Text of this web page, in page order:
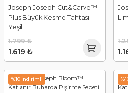
Joseph Joseph Cut&Carve™
Plus Büyük Kesme Tahtası -
Yeşil
1.619 ₺
1.799 ₺
%10 İndirimli